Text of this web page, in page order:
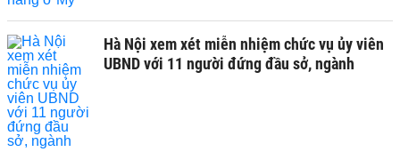
Hà Nội xem xét miễn nhiệm chức vụ ủy viên
UBND với 11 người đứng đầu sở, ngành